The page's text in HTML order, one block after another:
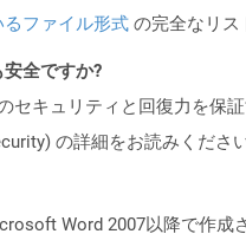
ファイル形式 の完全なリス
全ですか?
セキュリティと回復力を保
の詳細をお読みください
Word 2007以降で作